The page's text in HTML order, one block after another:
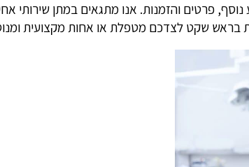
פרטים והזמנות. אנו מתגאים במתן שירותי
בראש שקט לצדכם מטפלת או אחות מקצועית